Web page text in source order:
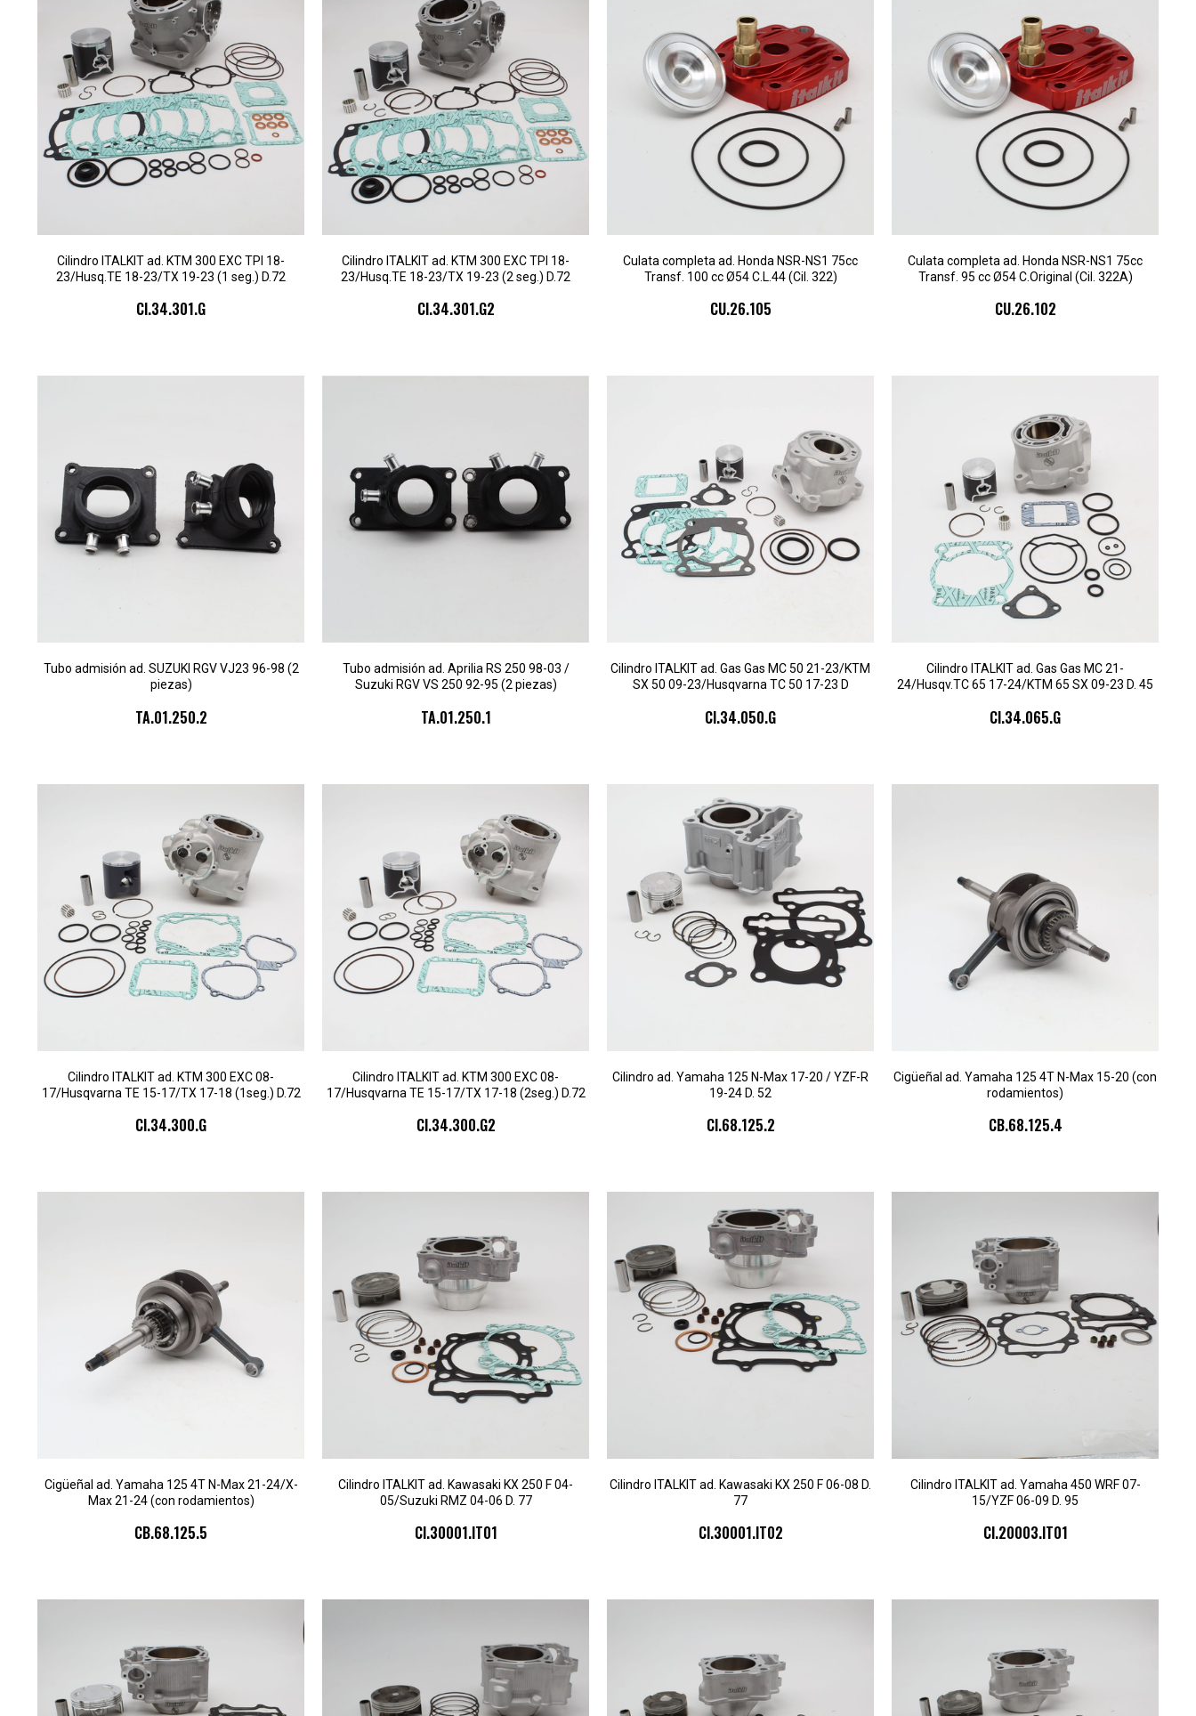
Cilindro ITALKIT ad. KTM 300 EXC TPI 18-
23/Husq.TE 18-23/TX 19-23 (1 seg.) D.72
CI.34.301.G
Cilindro ITALKIT ad. KTM 300 EXC TPI 18-
23/Husq.TE 18-23/TX 19-23 (2 seg.) D.72
CI.34.301.G2
Culata completa ad. Honda NSR-NS1 75cc
Transf. 100 cc Ø54 C.L.44 (Cil. 322)
CU.26.105
Culata completa ad. Honda NSR-NS1 75cc
Transf. 95 cc Ø54 C.Original (Cil. 322A)
CU.26.102
Tubo admisión ad. SUZUKI RGV VJ23 96-98 (2
piezas)
TA.01.250.2
Tubo admisión ad. Aprilia RS 250 98-03 /
Suzuki RGV VS 250 92-95 (2 piezas)
TA.01.250.1
Cilindro ITALKIT ad. Gas Gas MC 50 21-23/KTM
SX 50 09-23/Husqvarna TC 50 17-23 D
CI.34.050.G
Cilindro ITALKIT ad. Gas Gas MC 21-
24/Husqv.TC 65 17-24/KTM 65 SX 09-23 D. 45
CI.34.065.G
Cilindro ITALKIT ad. KTM 300 EXC 08-
17/Husqvarna TE 15-17/TX 17-18 (1seg.) D.72
CI.34.300.G
Cilindro ITALKIT ad. KTM 300 EXC 08-
17/Husqvarna TE 15-17/TX 17-18 (2seg.) D.72
CI.34.300.G2
Cilindro ad. Yamaha 125 N-Max 17-20 / YZF-R
19-24 D. 52
CI.68.125.2
Cigüeñal ad. Yamaha 125 4T N-Max 15-20 (con
rodamientos)
CB.68.125.4
Cigüeñal ad. Yamaha 125 4T N-Max 21-24/X-
Max 21-24 (con rodamientos)
CB.68.125.5
Cilindro ITALKIT ad. Kawasaki KX 250 F 04-
05/Suzuki RMZ 04-06 D. 77
CI.30001.IT01
Cilindro ITALKIT ad. Kawasaki KX 250 F 06-08 D.
77
CI.30001.IT02
Cilindro ITALKIT ad. Yamaha 450 WRF 07-
15/YZF 06-09 D. 95
CI.20003.IT01